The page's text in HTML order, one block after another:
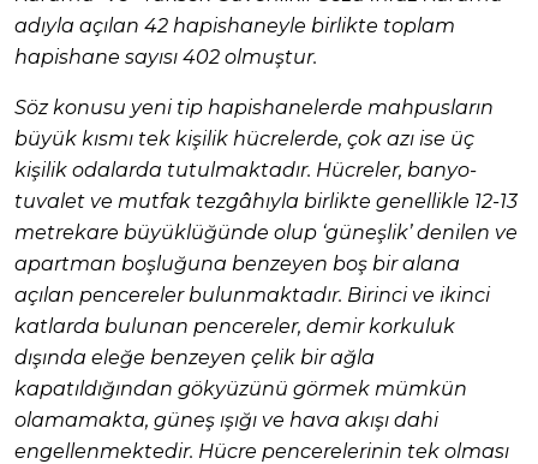
adıyla açılan 42 hapishaneyle birlikte toplam
hapishane sayısı 402 olmuştur.
Söz konusu yeni tip hapishanelerde mahpusların
büyük kısmı tek kişilik hücrelerde, çok azı ise üç
kişilik odalarda tutulmaktadır. Hücreler, banyo-
tuvalet ve mutfak tezgâhıyla birlikte genellikle 12-13
metrekare büyüklüğünde olup ‘güneşlik’ denilen ve
apartman boşluğuna benzeyen boş bir alana
açılan pencereler bulunmaktadır. Birinci ve ikinci
katlarda bulunan pencereler, demir korkuluk
dışında eleğe benzeyen çelik bir ağla
kapatıldığından gökyüzünü görmek mümkün
olamamakta, güneş ışığı ve hava akışı dahi
engellenmektedir. Hücre pencerelerinin tek olması